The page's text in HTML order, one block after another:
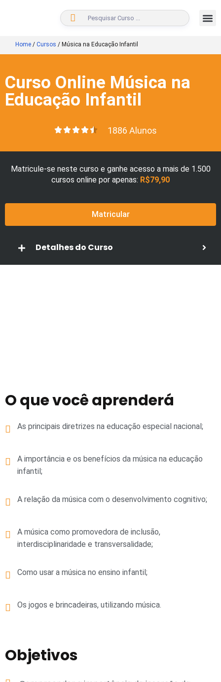
BUSCAR
Home / Cursos / Música na Educação Infantil
Curso Online Música na
Educação Infantil
1886 Alunos
Matricule-se neste curso e ganhe acesso a mais de 1.500
cursos online por apenas: R$79,90
Matricular
Detalhes do Curso
O que você aprenderá
As principais diretrizes na educação especial nacional;
A importância e os benefícios da música na educação
infantil;
A relação da música com o desenvolvimento cognitivo;
A música como promovedora de inclusão,
interdisciplinaridade e transversalidade;
Como usar a música no ensino infantil;
Os jogos e brincadeiras, utilizando música.
Objetivos